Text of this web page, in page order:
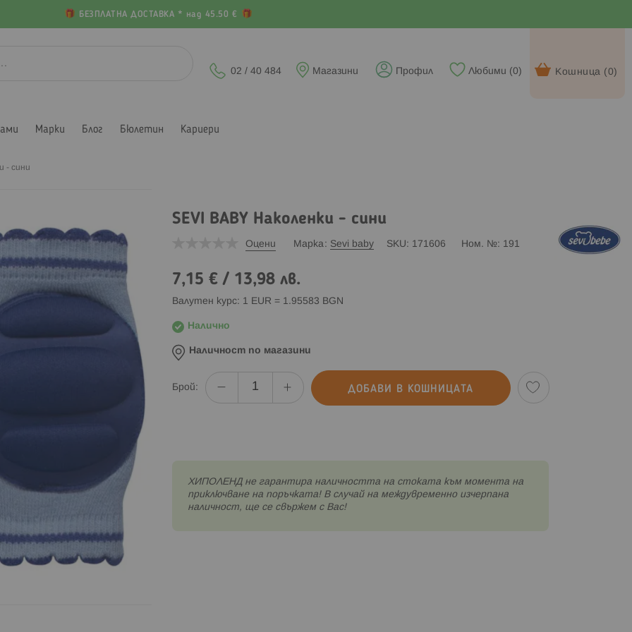
БЕЗПЛАТНА ДОСТАВКА * над 45.50 €
Кошница (0)
Любими (0)
Профил
Магазини
02 / 40 484
Марки Блог Бюлетин Кариери
- сини
SEVI BABY Наколенки - сини
Оцени Марка Sevi baby SKU 171606 Ном. № 191
7,15 €/ 13,98 лв.
Валутен курс: 1 EUR = 1.95583 BGN
Налично
Наличност по магазини
Брой: ДОБАВИ В КОШНИЦАТА
XИПОЛЕНД не гарантира наличността на стоката към момента на
приключване на поръчката! В случай на междувременно изчерпана
наличност, ще се свържем с Вас!